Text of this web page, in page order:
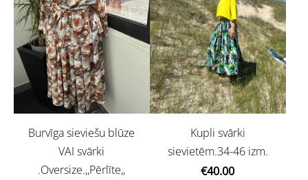
Burvīga sieviešu blūze
VAI svārki
.Oversize.,,Pērlīte,,
Kupli svārki
sievietēm.34-46 izm.
€40.00